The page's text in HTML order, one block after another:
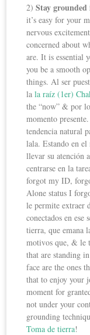
2) Stay
it’s easy for your
nervous
concerned about
are. It is essential
you be a smooth
things. Al ser
lala raíz (1er)
the “now” & por
momento
tendencia natural
lala. Estando en
llevar su atención
centrarse en la
forgot my ID,
Alone status I
le permite extraer
conectados en
tierra, que emana
motivos que, & le
that are standing
face are the ones
that to enjoy your
moment for
not under your
grounding
Toma de tierra!